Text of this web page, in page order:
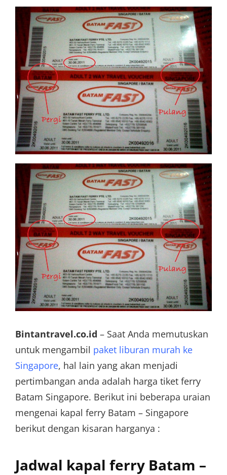
Bintantravel.co.id – Saat Anda memutuskan
untuk mengambil paket liburan murah ke
Singapore, hal lain yang akan menjadi
pertimbangan anda adalah harga tiket ferry
Batam Singapore. Berikut ini beberapa uraian
mengenai kapal ferry Batam – Singapore
berikut dengan kisaran harganya :
Jadwal kapal ferry Batam –